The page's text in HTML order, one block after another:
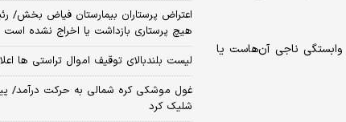
وابستگی ناجی آن‌هاست یا
اعتراض پرستاران بیمارستان فیاض بخش/
هیچ پرستاری بازداشت یا اخراج نشده است
لیست بلندبالای توقیف اموال تراستی ها
غول موشکی کره شمالی به حرکت درآمد/
شلیک کرد